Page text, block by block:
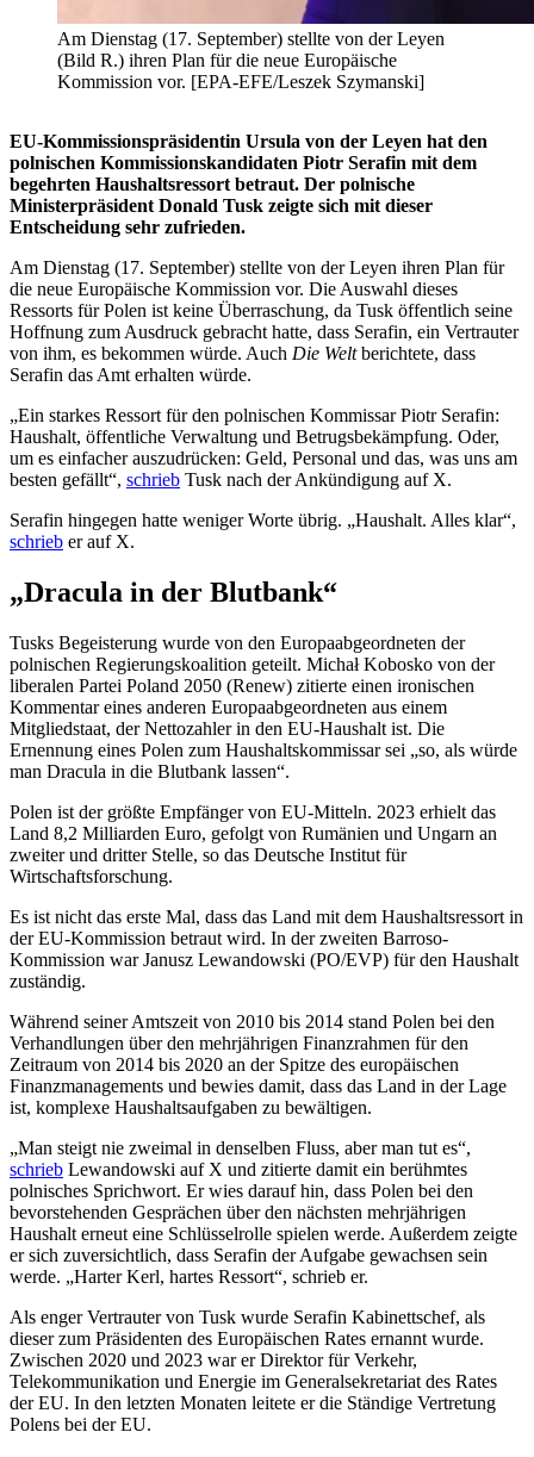
Am Dienstag (17. September) stellte von der Leyen
(Bild R.) ihren Plan für die neue Europäische
Kommission vor. [EPA-EFE/Leszek Szymanski]
EU-Kommissionspräsidentin Ursula von der Leyen hat den
polnischen Kommissionskandidaten Piotr Serafin mit dem
begehrten Haushaltsressort betraut. Der polnische
Ministerpräsident Donald Tusk zeigte sich mit dieser
Entscheidung sehr zufrieden.
Am Dienstag (17. September) stellte von der Leyen ihren Plan für
die neue Europäische Kommission vor. Die Auswahl dieses
Ressorts für Polen ist keine Überraschung, da Tusk öffentlich seine
Hoffnung zum Ausdruck gebracht hatte, dass Serafin, ein Vertrauter
von ihm, es bekommen würde. Auch Die Weltberichtete, dass
Serafin das Amt erhalten würde.
„Ein starkes Ressort für den polnischen Kommissar Piotr Serafin:
Haushalt, öffentliche Verwaltung und Betrugsbekämpfung. Oder,
um es einfacher auszudrücken: Geld, Personal und das, was uns am
besten gefällt“, schrieb Tusk nach der Ankündigung auf X.
Serafin hingegen hatte weniger Worte übrig. „Haushalt. Alles klar“,
schrieb er auf X.
„Dracula in der Blutbank“
Tusks Begeisterung wurde von den Europaabgeordneten der
polnischen Regierungskoalition geteilt. Michał Kobosko von der
liberalen Partei Poland 2050 (Renew) zitierte einen ironischen
Kommentar eines anderen Europaabgeordneten aus einem
Mitgliedstaat, der Nettozahler in den EU-Haushalt ist. Die
Ernennung eines Polen zum Haushaltskommissar sei „so, als würde
man Dracula in die Blutbank lassen“.
Polen ist der größte Empfänger von EU-Mitteln. 2023 erhielt das
Land 8,2 Milliarden Euro, gefolgt von Rumänien und Ungarn an
zweiter und dritter Stelle, so das Deutsche Institut für
Wirtschaftsforschung.
Es ist nicht das erste Mal, dass das Land mit dem Haushaltsressort in
der EU-Kommission betraut wird. In der zweiten Barroso-
Kommission war Janusz Lewandowski (PO/EVP) für den Haushalt
zuständig.
Während seiner Amtszeit von 2010 bis 2014 stand Polen bei den
Verhandlungen über den mehrjährigen Finanzrahmen für den
Zeitraum von 2014 bis 2020 an der Spitze des europäischen
Finanzmanagements und bewies damit, dass das Land in der Lage
ist, komplexe Haushaltsaufgaben zu bewältigen.
„Man steigt nie zweimal in denselben Fluss, aber man tut es“,
schrieb Lewandowski auf X und zitierte damit ein berühmtes
polnisches Sprichwort. Er wies darauf hin, dass Polen bei den
bevorstehenden Gesprächen über den nächsten mehrjährigen
Haushalt erneut eine Schlüsselrolle spielen werde. Außerdem zeigte
er sich zuversichtlich, dass Serafin der Aufgabe gewachsen sein
werde. „Harter Kerl, hartes Ressort“, schrieb er.
Als enger Vertrauter von Tusk wurde Serafin Kabinettschef, als
dieser zum Präsidenten des Europäischen Rates ernannt wurde.
Zwischen 2020 und 2023 war er Direktor für Verkehr,
Telekommunikation und Energie im Generalsekretariat des Rates
der EU. In den letzten Monaten leitete er die Ständige Vertretung
Polens bei der EU.